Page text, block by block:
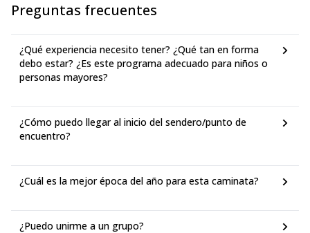
Preguntas frecuentes
¿Qué experiencia necesito tener? ¿Qué tan en forma
debo estar? ¿Es este programa adecuado para niños o
personas mayores?
¿Cómo puedo llegar al inicio del sendero/punto de
encuentro?
¿Cuál es la mejor época del año para esta caminata?
¿Puedo unirme a un grupo?